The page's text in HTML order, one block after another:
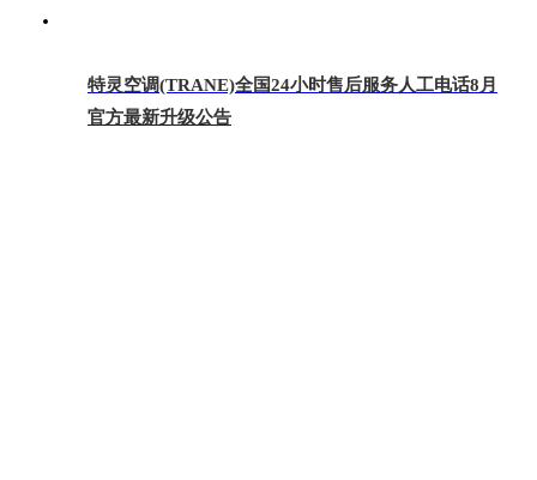
特灵空调(TRANE)全国24小时售后服务人工电话8月
官方最新升级公告